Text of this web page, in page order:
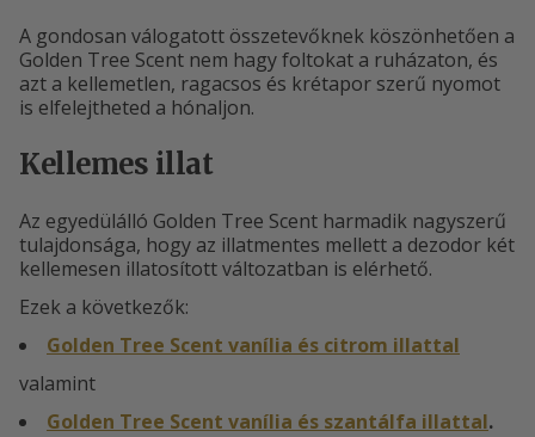
A gondosan válogatott összetevőknek köszönhetően a
Golden Tree Scent nem hagy foltokat a ruházaton, és
azt a kellemetlen, ragacsos és krétapor szerű nyomot
is elfelejtheted a hónaljon.
Kellemes illat
Az egyedülálló Golden Tree Scent harmadik nagyszerű
tulajdonsága, hogy az illatmentes mellett a dezodor két
kellemesen illatosított változatban is elérhető.
Ezek a következők:
Golden Tree Scent vanília és citrom illattal
valamint
Golden Tree Scent vanília és szantálfa illattal.